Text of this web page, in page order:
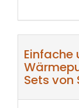
Einfache
Sets von